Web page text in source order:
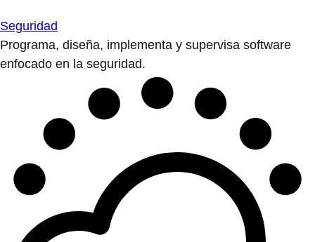
Seguridad
Programa, diseña, implementa y supervisa software
enfocado en la seguridad.